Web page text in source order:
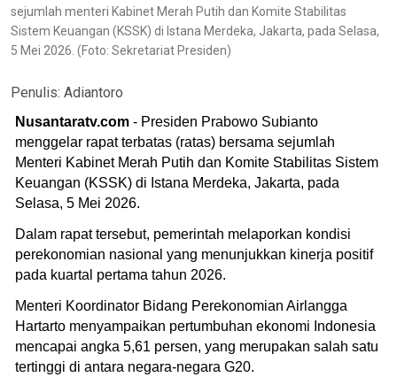
sejumlah menteri Kabinet Merah Putih dan Komite Stabilitas
Sistem Keuangan (KSSK) di Istana Merdeka, Jakarta, pada Selasa,
5 Mei 2026. (Foto: Sekretariat Presiden)
Penulis: Adiantoro
Nusantaratv.com - Presiden Prabowo Subianto
menggelar rapat terbatas (ratas) bersama sejumlah
Menteri Kabinet Merah Putih dan Komite Stabilitas Sistem
Keuangan (KSSK) di Istana Merdeka, Jakarta, pada
Selasa, 5 Mei 2026.
Dalam rapat tersebut, pemerintah melaporkan kondisi
perekonomian nasional yang menunjukkan kinerja positif
pada kuartal pertama tahun 2026.
Menteri Koordinator Bidang Perekonomian Airlangga
Hartarto menyampaikan pertumbuhan ekonomi Indonesia
mencapai angka 5,61 persen, yang merupakan salah satu
tertinggi di antara negara-negara G20.